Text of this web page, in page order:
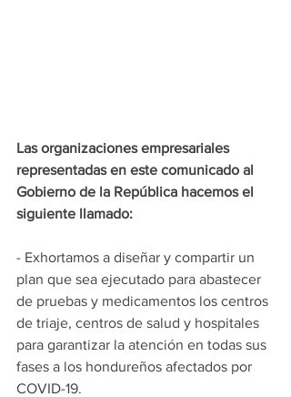
Las organizaciones empresariales
representadas en este comunicado al
Gobierno de la República hacemos el
siguiente llamado:
- Exhortamos a diseñar y compartir un
plan que sea ejecutado para abastecer
de pruebas y medicamentos los centros
de triaje, centros de salud y hospitales
para garantizar la atención en todas sus
fases a los hondureños afectados por
COVID-19.